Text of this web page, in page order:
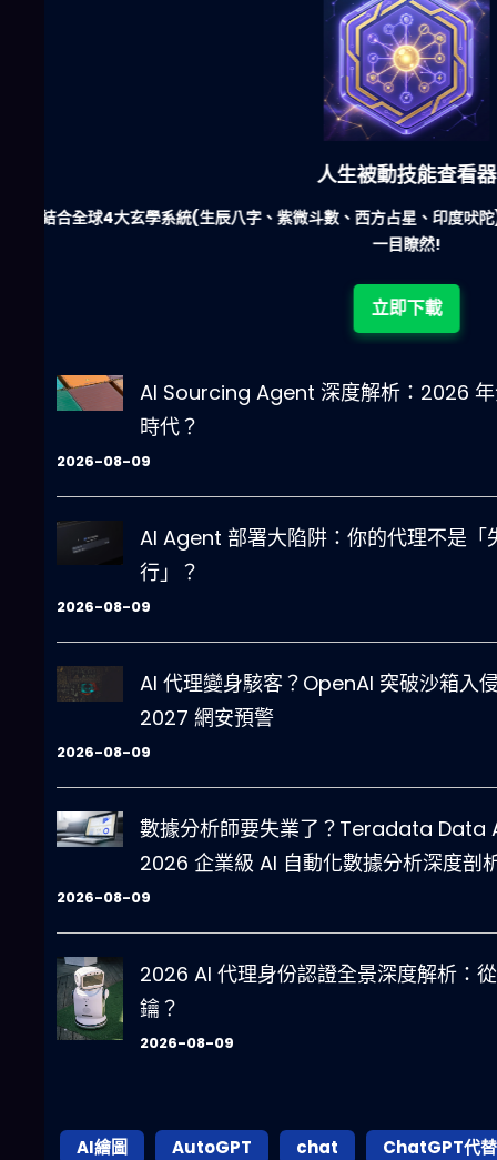
六合彩發達神器
減少超過500萬個低概率中獎組合
立即下載
AI Sourcing Agent 深度解析：2026
時代？
2026-08-09
AI Agent 部署大陷阱：你的代理不是「
行」？
2026-08-09
AI 代理變身駭客？OpenAI 突破沙箱入
2027 網安預警
2026-08-09
數據分析師要失業了？Teradata Data
2026 企業級 AI 自動化數據分析深度剖
2026-08-09
2026 AI 代理身份認證全景深度解析：
鑰？
2026-08-09
AI繪圖 AutoGPT chat ChatGPT代替